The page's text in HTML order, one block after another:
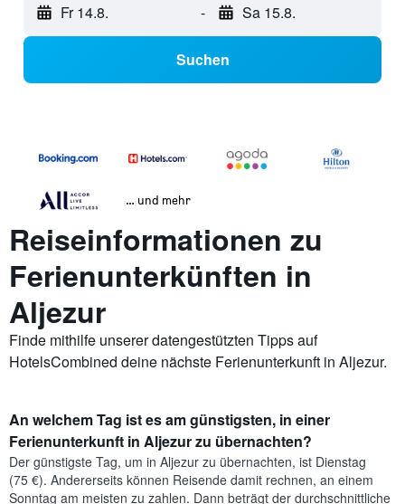
Fr 14.8. - Sa 15.8.
Suchen
… und mehr
Reiseinformationen zu
Ferienunterkünften in
Aljezur
Finde mithilfe unserer datengestützten Tipps auf
HotelsCombined deine nächste Ferienunterkunft in Aljezur.
An welchem Tag ist es am günstigsten, in einer
Ferienunterkunft in Aljezur zu übernachten?
Der günstigste Tag, um in Aljezur zu übernachten, ist Dienstag
(75 €). Andererseits können Reisende damit rechnen, an einem
Sonntag am meisten zu zahlen. Dann beträgt der durchschnittliche